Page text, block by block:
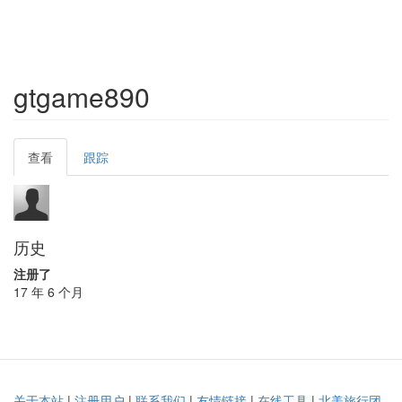
gtgame890
Primary
tabs
查看 (active
tab)
跟踪
历史
注册了
17 年 6 个月